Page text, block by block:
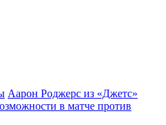
Аарон Роджерс из «Джетс»
в матче против